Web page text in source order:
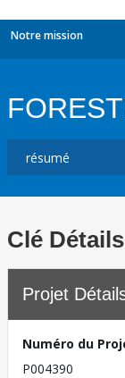
Notre mission
Clé Détails
Projet
Numéro du
P004390